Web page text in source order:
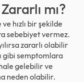
mı?
hızlı bir şekilde
sebebiyet vermez.
zararlı olabilir
gibi semptomlara
gelebilir ve
neden olabilir.